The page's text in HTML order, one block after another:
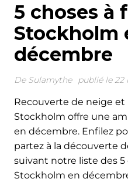
5 choses à
Stockholm
décembre
De Sulamythe publié le 22
Recouverte de neige et
Stockholm offre une
en décembre. Enfilez
partez à la découverte
suivant notre liste des 5
Stockholm en